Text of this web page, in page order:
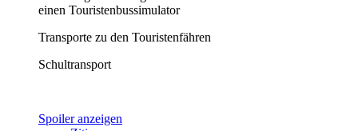
einen Touristenbussimulator
Transporte zu den Touristenfähren
Schultransport
Spoiler anzeigen